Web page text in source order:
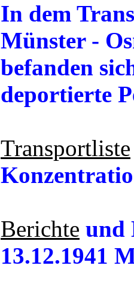
In dem
Münster -
befanden
deportierte
Transportliste
Berichte und
13.12.1941